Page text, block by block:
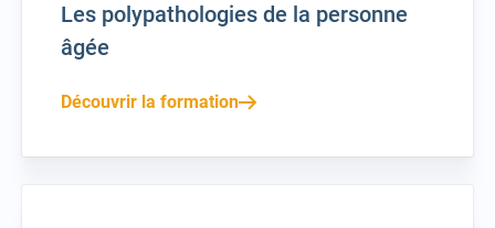
Les polypathologies de la personne
âgée
Découvrir la formation